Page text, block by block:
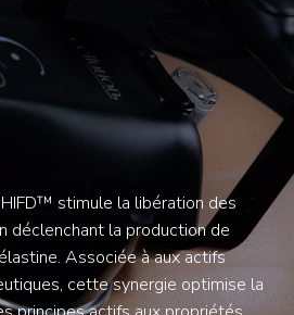
stimule la libération des
déclenchant la production de
Associée à aux actifs
cette synergie optimise la